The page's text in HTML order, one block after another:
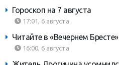
Гороскоп на 7 августа
17:01, 6 августа
Читайте в «Вечернем
16:00, 6 августа